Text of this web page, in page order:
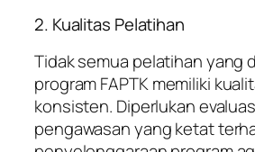
2. Kualitas Pelatihan
Tidak semua pelatihan yang
program FAPTK memiliki
konsisten. Diperlukan
pengawasan yang ketat